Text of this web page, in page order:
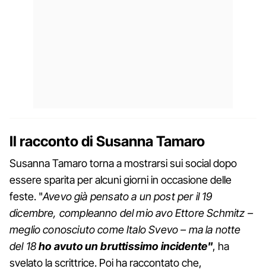
Il racconto di Susanna Tamaro
Susanna Tamaro torna a mostrarsi sui social dopo
essere sparita per alcuni giorni in occasione delle
feste. "Avevo già pensato a un post per il 19
dicembre, compleanno del mio avo Ettore Schmitz –
meglio conosciuto come Italo Svevo – ma la notte
del 18ho avuto un bruttissimo incidente", ha
svelato la scrittrice. Poi ha raccontato che,